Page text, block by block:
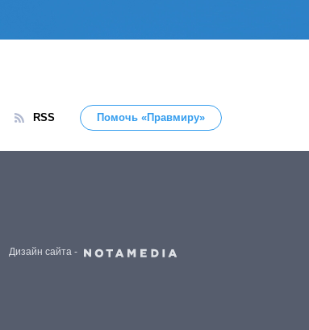
RSS Помочь «Правмиру»
Дизайн сайта -